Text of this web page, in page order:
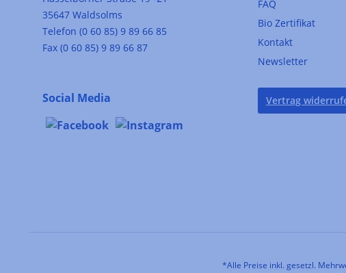
35647 Waldsolms
Telefon (0 60 85) 9 89 66 85
Fax (0 60 85) 9 89 66 87
Social Media
FAQ
Bio Zertifikat
Kontakt
Newsletter
Vertrag
*Alle Preise inkl. gesetzl.